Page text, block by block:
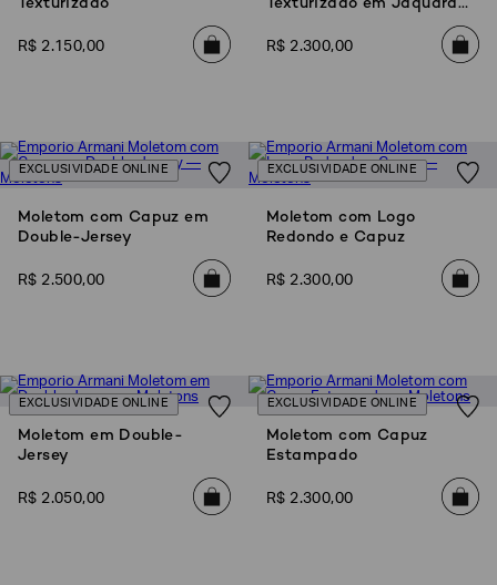
R$ 2.150,00 R$ 2.300,00
EXCLUSIVIDADE ONLINE
Moletom com Capuz em
Double-Jersey
R$ 2.500,00
EXCLUSIVIDADE ONLINE
Moletom com Logo
Redondo e Capuz
R$ 2.300,00
EXCLUSIVIDADE ONLINE
Moletom em Double-
Jersey
R$ 2.050,00
EXCLUSIVIDADE ONLINE
Moletom com Capuz
Estampado
R$ 2.300,00